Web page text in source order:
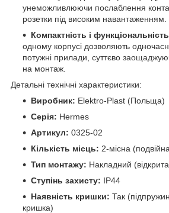
унеможливлюючи послаблення
розетки під високим навантаженням.
Компактність і
одному корпусі дозволяють
потужні прилади, суттєво
на монтаж.
Детальні технічні характеристики:
Виробник: Elektro-Plast (Польща)
Серія: Hermes
Артикул: 0325-02
Кількість місць: 2-місна
Тип монтажу: Накладний
Ступінь захисту: IP44
Наявність кришки: Так
кришка)